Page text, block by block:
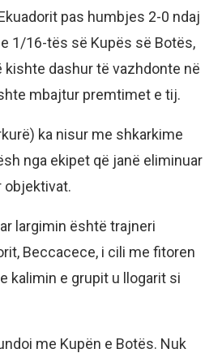
pas humbjes 2-0 ndaj
1/16-tës së Kupës së Botës,
kishte dashur të vazhdonte në
mbajtur premtimet e tij.
ka nisur me shkarkime
nga ekipet që janë eliminuar
objektivat.
largimin është trajneri
Beccacece, i cili me fitoren
kalimin e grupit u llogarit si
me Kupën e Botës. Nuk